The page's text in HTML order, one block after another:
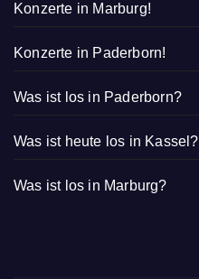
Konzerte in Marburg!
Konzerte in Paderborn!
Was ist los in Paderborn?
Was ist heute los in Kassel?
Was ist los in Marburg?